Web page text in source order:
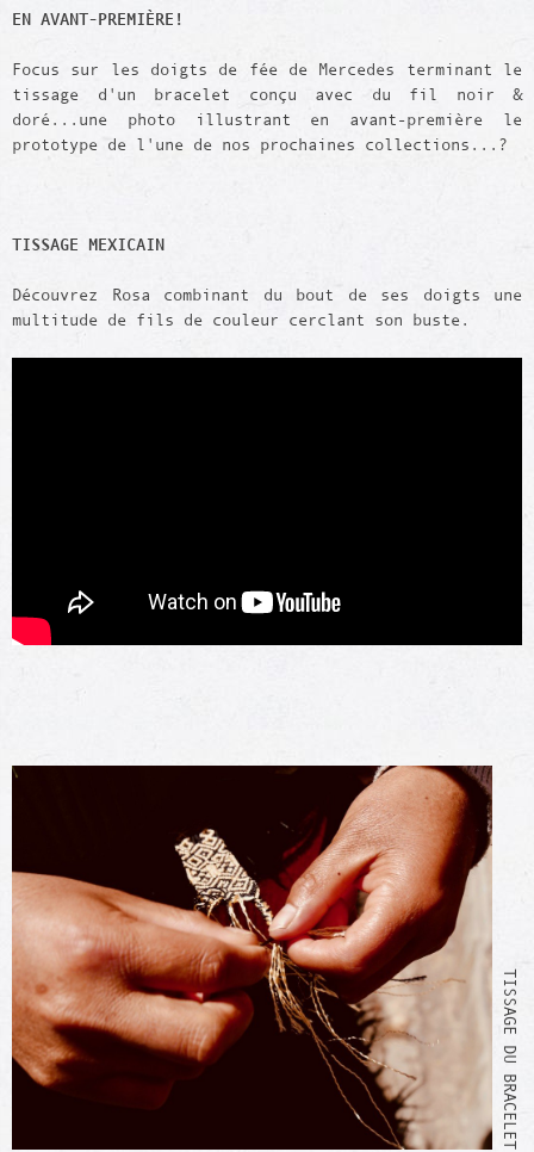
EN AVANT-PREMIÈRE!
Focus sur les doigts de fée de Mercedes terminant le
tissage d'un bracelet conçu avec du fil noir &
doré...une photo illustrant en avant-première le
prototype de l'une de nos prochaines collections...?
TISSAGE MEXICAIN
Découvrez Rosa combinant du bout de ses doigts une
multitude de fils de couleur cerclant son buste.
TISSAGE DU BRACELET